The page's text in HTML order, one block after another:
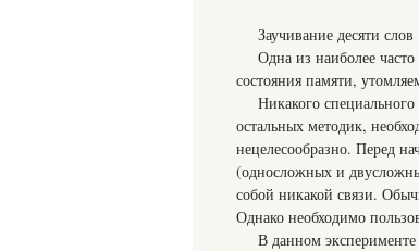
Заучивание десяти слов
Одна из наиболее
состояния памяти,
Никакого
остальных методик,
нецелесообразно. Перед
(односложных и
собой никакой связи.
Однако необходимо
В данном